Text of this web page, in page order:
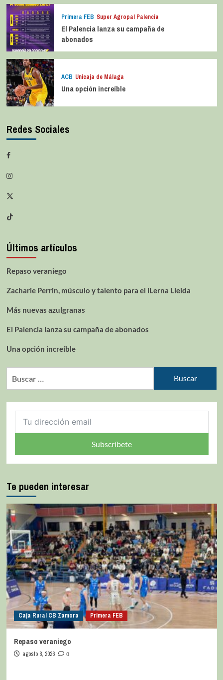
Primera FEB Super Agropal Palencia
El Palencia lanza su campaña de
abonados
ACB Unicaja de Málaga
Una opción increíble
Redes Sociales
Últimos artículos
Repaso veraniego
Zacharie Perrin, músculo y talento para el iLerna Lleida
Más nuevas azulgranas
El Palencia lanza su campaña de abonados
Una opción increíble
Subscríbete
Te pueden interesar
Caja Rural CB Zamora Primera FEB
Repaso veraniego
agosto 8, 2026 0